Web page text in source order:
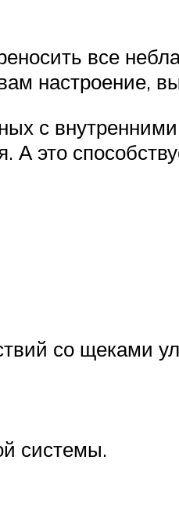
все
настроение,
с
это
со щеками
системы.